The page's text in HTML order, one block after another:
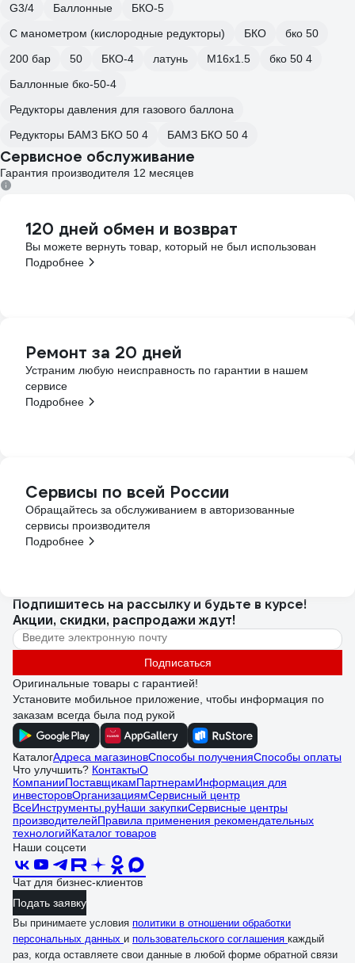
G3/4
Баллонные
БКО-5
С манометром (кислородные редукторы)
БКО
бко 50
200 бар
50 БКО-4 латунь М16х1.5
бко 50 4
Баллонные бко-50-4
Редукторы давления для газового баллона
Редукторы БАМЗ БКО 50 4
БАМЗ БКО 50 4
Сервисное обслуживание
Гарантия производителя 12 месяцев
120 дней обмен и возврат
Вы можете вернуть товар, который не был использован
Подробнее
Ремонт за 20 дней
Устраним любую неисправность по гарантии в нашем
сервисе
Подробнее
Сервисы по всей России
Обращайтесь за обслуживанием в авторизованные
сервисы производителя
Подробнее
Подпишитесь на рассылкуи будьте в курсе!
Акции, скидки, распродажи ждут!
Подписаться
Оригинальные товары с гарантией!
Установите мобильное приложение, чтобы информация по
заказам всегда была под рукой
КаталогАдреса магазиновСпособы полученияСпособы оплаты
Что улучшить? КонтактыО
КомпанииПоставщикамПартнерамИнформация для
инвесторовОрганизациямСервисный центр
ВсеИнструменты.руНаши закупкиСервисные центры
производителейПравила применения рекомендательных
технологийКаталог товаров
Наши соцсети
Чат для бизнес-клиентов
Подать заявку
Вы принимаете условия политики в отношении обработки
персональных данных и пользовательского соглашения каждый
раз, когда оставляете свои данные в любой форме обратной связи